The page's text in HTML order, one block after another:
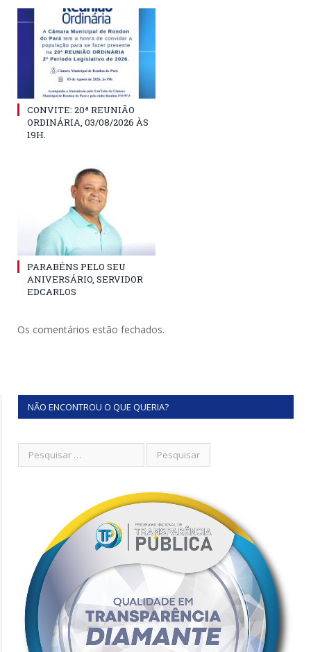
CONVITE: 20ª REUNIÃO
ORDINÁRIA, 03/08/2026 ÀS
19H.
PARABÉNS PELO SEU
ANIVERSÁRIO, SERVIDOR
EDCARLOS
Os comentários estão fechados.
NÃO ENCONTROU O QUE QUERIA?